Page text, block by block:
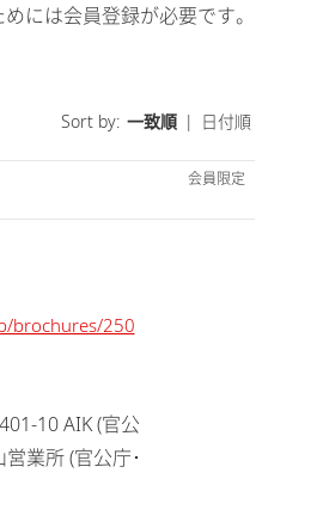
には会員登録が必要です。
Sort by: 一致順 | 日付順
会員限定
brochures/250
10 AIK (官公
業所 (官公庁･